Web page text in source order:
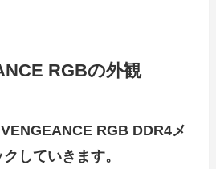
RGBの外観
RGB DDR4メ
していきます。